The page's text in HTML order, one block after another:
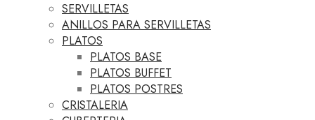
SERVILLETAS
ANILLOS PARA SERVILLETAS
PLATOS
PLATOS BASE
PLATOS BUFFET
PLATOS POSTRES
CRISTALERIA